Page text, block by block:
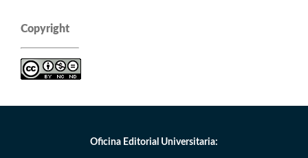
Copyright
Oficina Editorial Universitaria: